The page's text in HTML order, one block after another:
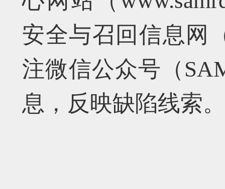
安全与召回信息网
注微信公众号（
息，反映缺陷线索